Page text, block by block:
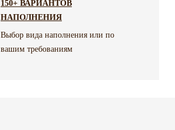
150+ ВАРИАНТОВ
НАПОЛНЕНИЯ
Выбор вида наполнения или по
вашим требованиям